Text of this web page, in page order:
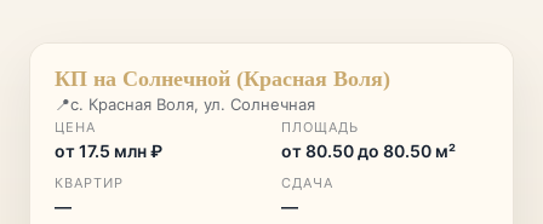
ДОМ СДАН
КП на Солнечной (Красная Воля)
📍с. Красная Воля, ул. Солнечная
ЦЕНА
от 17.5 млн ₽
ПЛОЩАДЬ
от 80.50 до 80.50 м²
КВАРТИР
—
СДАЧА
—